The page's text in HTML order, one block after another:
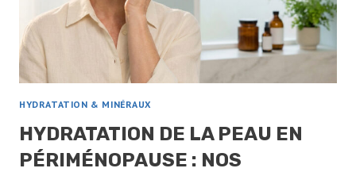
HYDRATATION & MINÉRAUX
HYDRATATION DE LA PEAU EN
PÉRIMÉNOPAUSE : NOS